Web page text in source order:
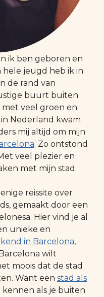
ik ben geboren en
hele jeugd heb ik in
de rand van
buurt buiten
veel groen en
Nederland kwam
mij altijd om mijn
. Zo ontstond
veel plezier en
met mijn stad.
reissite over
gemaakt door een
Hier vind je al
unieke en
in Barcelona,
wilt
moois dat de stad
Want een stad als
kennen als je buiten